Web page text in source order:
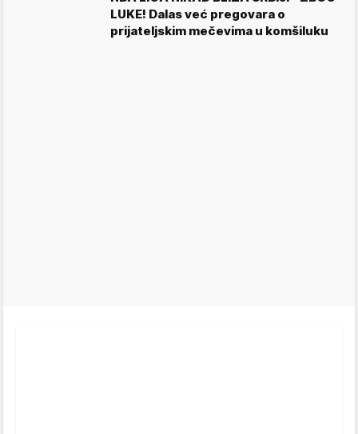
LUKE! Dalas već pregovara o
prijateljskim mečevima u komšiluku